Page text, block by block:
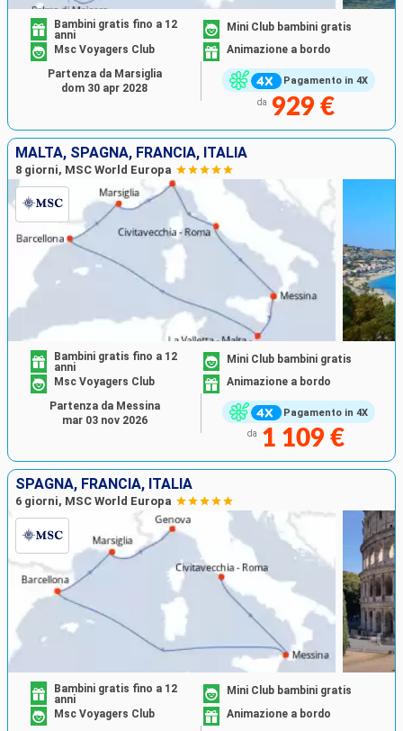
Pagamento in 4X
Bambini gratis fino a 12
anni
Mini Club bambini gratis
Msc Voyagers Club
Animazione a bordo
da 929 €
Partenza da Marsiglia
dom 30 apr 2028
MALTA, SPAGNA, FRANCIA, ITALIA
8 giorni, MSC World Europa
Pagamento in 4X
Bambini gratis fino a 12
anni
Mini Club bambini gratis
Msc Voyagers Club
Animazione a bordo
da 1 109 €
Partenza da Messina
mar 03 nov 2026
SPAGNA, FRANCIA, ITALIA
6 giorni, MSC World Europa
Bambini gratis fino a 12
anni
Mini Club bambini gratis
Msc Voyagers Club
Animazione a bordo